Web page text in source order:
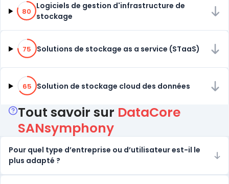
80% de compatibilité
80
Logiciels de gestion d'infrastructure de
stockage
75% de compatibilité
75 Solutions de stockage as a service (STaaS)
65% de compatibilité
65 Solution de stockage cloud des données
Tout savoir sur DataCore
SANsymphony
Pour quel type d’entreprise ou d’utilisateur est-il le
plus adapté ?